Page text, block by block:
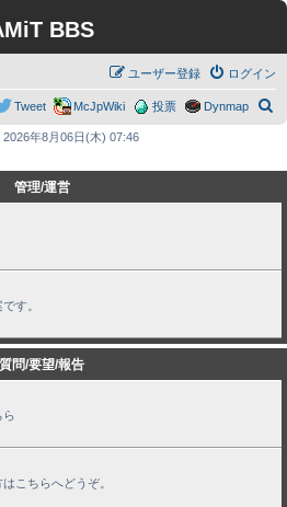
BBS
ログイン
ユーザー登録
Dynmap
投票
McJpWiki
Tweet
年8月06日(木) 07:46
管理/運営
す。
質問/要望/報告
ら
こちらへどうぞ。